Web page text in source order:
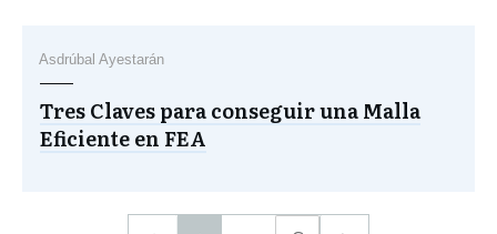
Asdrúbal Ayestarán
Tres Claves para conseguir una Malla
Eficiente en FEA